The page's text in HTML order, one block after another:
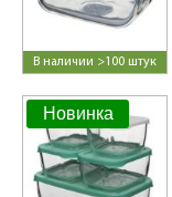
В наличии >100 штук
Новинка